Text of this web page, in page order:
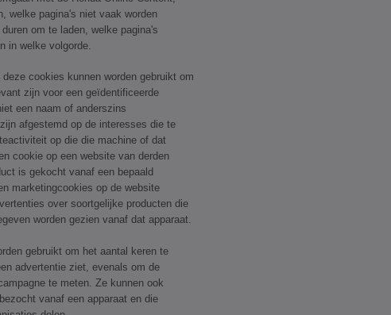
welke pagina's niet vaak worden
om te laden, welke pagina's
in welke volgorde.
deze cookies kunnen worden gebruikt om
zijn voor een geïdentificeerde
een naam of anderszins
afgestemd op de interesses die te
op die die machine of dat
cookie op een website van derden
is gekocht vanaf een bepaald
marketingcookies op de website
over soortgelijke producten die
worden gezien vanaf dat apparaat.
gebruikt om het aantal keren te
advertentie ziet, evenals om de
te meten. Ze kunnen ook
vanaf een apparaat en die